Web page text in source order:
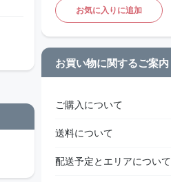
お気に入りに追加
お買い物に関するご案内
ご購入について
送料について
配送予定とエリアについて